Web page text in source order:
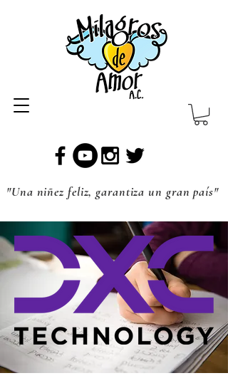
"Una niñez feliz, garantiza un gran país"